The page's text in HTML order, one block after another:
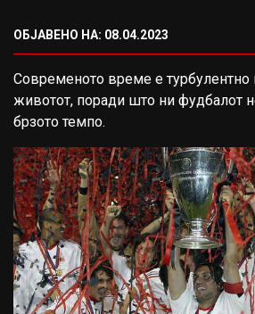
ОБЈАВЕНО НА: 08.04.2023
Современото време е турбулентно
животот, поради што ни фудбалот
брзото темпо.